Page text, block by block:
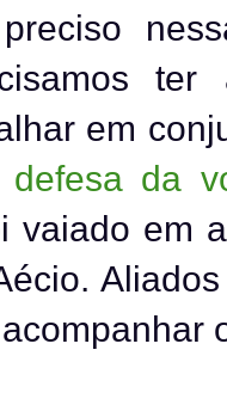
em
defesa da
vaiado em